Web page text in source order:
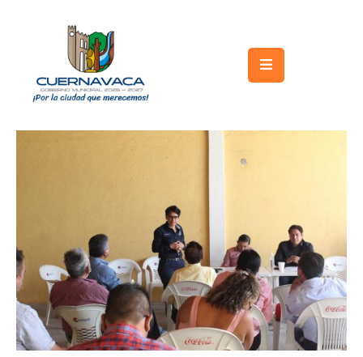
Gobierno
Licitaciones
Transparencia
Directorio